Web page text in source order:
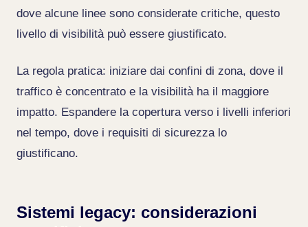
dove alcune linee sono considerate critiche, questo
livello di visibilità può essere giustificato.
La regola pratica: iniziare dai confini di zona, dove il
traffico è concentrato e la visibilità ha il maggiore
impatto. Espandere la copertura verso i livelli inferiori
nel tempo, dove i requisiti di sicurezza lo
giustificano.
Sistemi legacy: considerazioni